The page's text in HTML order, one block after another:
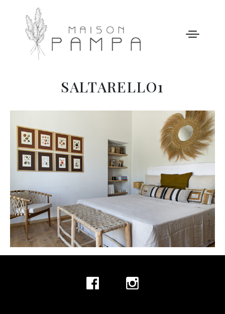
MAISON PAMPA
NOTRE HISTOIRE
ACTIVITÉS
GALERIE
NOS TARIFS
CONTACT
SALTARELLO1